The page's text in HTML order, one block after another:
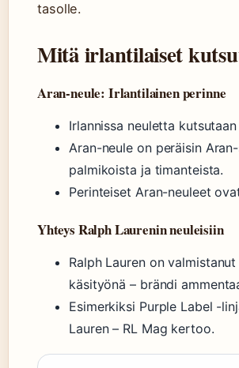
tasolle.
Mitä irlantilaiset
Aran-neule: Irlantilainen perinne
Irlannissa neuletta kutsutaan
Aran-neule on peräisin
palmikoista ja timanteista.
Perinteiset Aran-neuleet
Yhteys Ralph Laurenin neuleisiin
Ralph Lauren on
käsityönä – brändi
Esimerkiksi Purple Label -
Lauren – RL Mag kertoo.